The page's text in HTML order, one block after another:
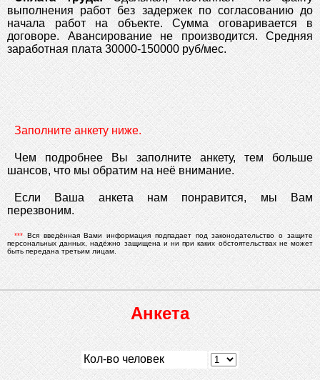
выполнения работ без задержек по согласованию до
начала работ на объекте. Сумма оговаривается в
договоре. Авансирование не производится. Средняя
заработная плата 30000-150000 руб/мес.
Заполните анкету ниже.
Чем подробнее Вы заполните анкету, тем больше
шансов, что мы обратим на неё внимание.
Если Ваша анкета нам понравится, мы Вам
перезвоним.
***Вся введённая Вами информация подпадает под законодательство о защите
персональных данных, надёжно защищена и ни при каких обстоятельствах не может
быть передана третьим лицам.
Анкета
Кол-во человек